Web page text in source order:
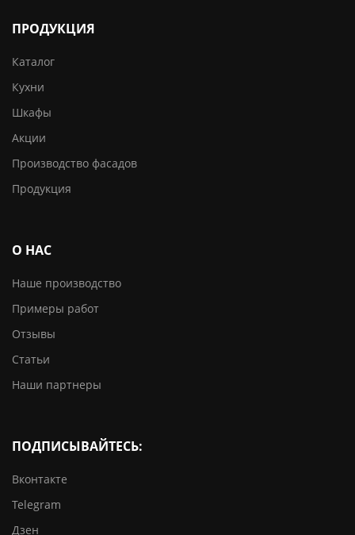
ПРОДУКЦИЯ
Каталог
Кухни
Шкафы
Акции
Производство фасадов
Продукция
О НАС
Наше производство
Примеры работ
Отзывы
Статьи
Наши партнеры
ПОДПИСЫВАЙТЕСЬ:
Вконтакте
Telegram
Дзен